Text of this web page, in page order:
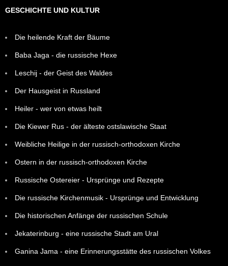
GESCHICHTE UND KULTUR
Die heilende Kraft der Bäume
Baba Jaga - die russische Hexe
Leschij - der Geist des Waldes
Der Hausgeist in Russland
Heiler - wer von etwas heilt
Die Kiewer Rus - der älteste ostslawische Staat
Weibliche Heilige in der russisch-orthodoxen Kirche
Ostern in der russisch-orthodoxen Kirche
Russische Ostereier - Ursprünge und Rezepte
Die russische Kirchenmusik - Ursprünge und Entwicklung
Die historischen Anfänge der russischen Schule
Jekaterinburg - eine russische Stadt am Ural
Ganina Jama - eine Erinnerungsstätte des russischen Volkes